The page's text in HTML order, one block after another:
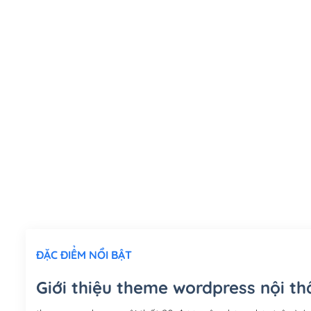
ĐẶC ĐIỂM NỔI BẬT
Giới thiệu theme wordpress nội